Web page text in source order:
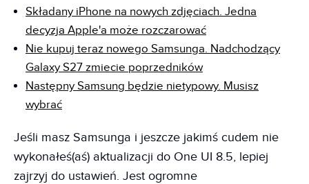
Składany iPhone na nowych zdjęciach. Jedna
decyzja Apple'a może rozczarować
Nie kupuj teraz nowego Samsunga. Nadchodzący
Galaxy S27 zmiecie poprzedników
Następny Samsung będzie nietypowy. Musisz
wybrać
Jeśli masz Samsunga i jeszcze jakimś cudem nie
wykonałeś(aś) aktualizacji do One UI 8.5, lepiej
zajrzyj do ustawień. Jest ogromne